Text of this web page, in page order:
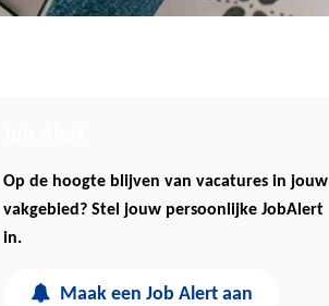
Op de hoogte blijven van vacatures in jouw
vakgebied? Stel jouw persoonlijke JobAlert
in.
Maak een Job Alert aan